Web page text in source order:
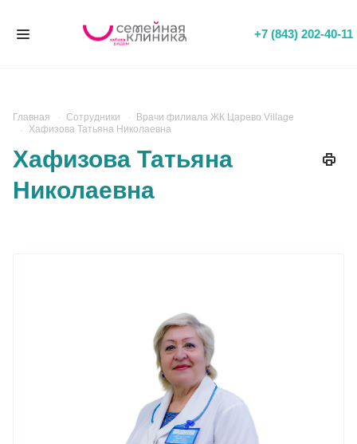
+7 (843) 202-40-11
Главная Сотрудники
Врачи филиала ЖК Царево Village
Хафизова Татьяна Николаевна
Хафизова Татьяна
Николаевна